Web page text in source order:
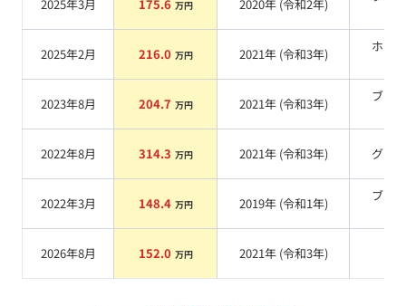
2025年3月 175.6 万円 2020年 (令和2年)
2025年2月 216.0 万円 2021年 (令和3年)
ホワ
2023年8月 204.7 万円 2021年 (令和3年)
ブラ
2022年8月 314.3 万円 2021年 (令和3年) グレー
2022年3月 148.4 万円 2019年 (令和1年)
ブラ
2026年8月 152.0 万円 2021年 (令和3年)